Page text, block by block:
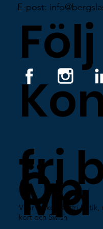
E-post:
fri
Vi är en kontantfri
kort och Swish
Öp
Ma